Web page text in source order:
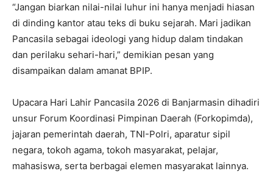
“Jangan biarkan nilai-nilai luhur ini hanya menjadi hiasan
di dinding kantor atau teks di buku sejarah. Mari jadikan
Pancasila sebagai ideologi yang hidup dalam tindakan
dan perilaku sehari-hari,” demikian pesan yang
disampaikan dalam amanat BPIP.
Upacara Hari Lahir Pancasila 2026 di Banjarmasin dihadiri
unsur Forum Koordinasi Pimpinan Daerah (Forkopimda),
jajaran pemerintah daerah, TNI-Polri, aparatur sipil
negara, tokoh agama, tokoh masyarakat, pelajar,
mahasiswa, serta berbagai elemen masyarakat lainnya.